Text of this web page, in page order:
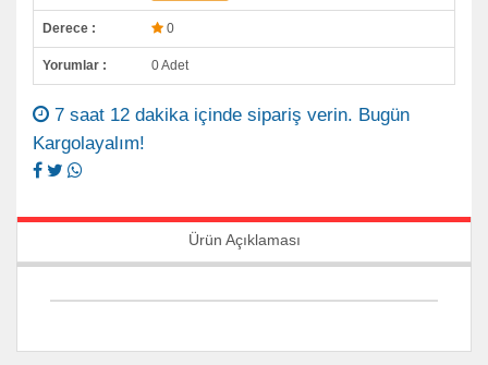
Derece : 0
Yorumlar : 0 Adet
7 saat 12 dakika içinde sipariş verin. Bugün
Kargolayalım!
Ürün Açıklaması